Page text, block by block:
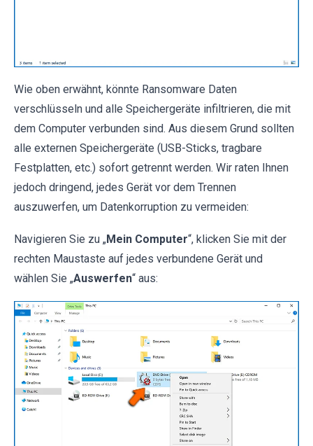
Wie oben erwähnt, könnte Ransomware Daten
verschlüsseln und alle Speichergeräte infiltrieren, die mit
dem Computer verbunden sind. Aus diesem Grund sollten
alle externen Speichergeräte (USB-Sticks, tragbare
Festplatten, etc.) sofort getrennt werden. Wir raten Ihnen
jedoch dringend, jedes Gerät vor dem Trennen
auszuwerfen, um Datenkorruption zu vermeiden:
Navigieren Sie zu „Mein Computer“, klicken Sie mit der
rechten Maustaste auf jedes verbundene Gerät und
wählen Sie „Auswerfen“ aus: